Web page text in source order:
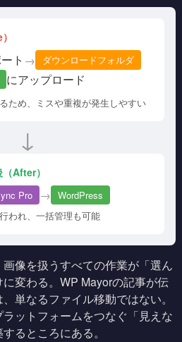
ト → ダウンロードフォルダ
にアップロード
ため、ミスや重複が発生しやすい
↓
After）
Pro → WordPress
われ、一括管理も可能
像を扱うすべての作業が「選ん
変わる。WP Mayorの記事が伝
単なるファイル移動ではない。
ットフォームをつなぐ「見えな
るところにある。